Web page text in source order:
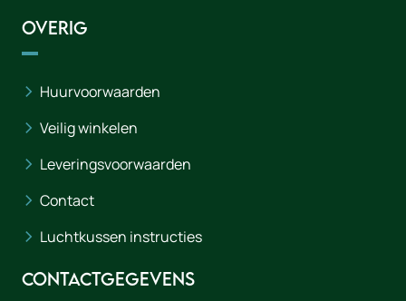
Overig
Huurvoorwaarden
Veilig winkelen
Leveringsvoorwaarden
Contact
Luchtkussen instructies
Contactgegevens